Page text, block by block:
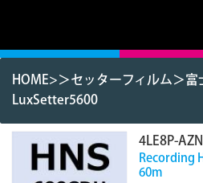
HOME>＞セッターフィルム＞富
LuxSetter5600
4LE8P-
Recording
60m